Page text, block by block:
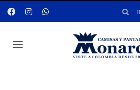
Saltar
al
Buscar:
Toggle